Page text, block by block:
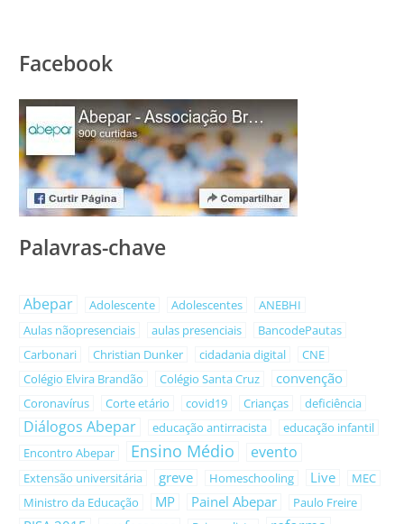
Facebook
Palavras-chave
Abepar Adolescente Adolescentes
ANEBHI
Aulas nãopresenciais
aulas presenciais
BancodePautas
Carbonari
Christian Dunker cidadania digital
CNE
Colégio Elvira Brandão
Colégio Santa Cruz convenção
Coronavírus Corte etário covid19 Crianças deficiência
Diálogos Abepar educação antirracista
educação infantil
Encontro Abepar
Ensino Médio evento
Extensão universitária greve Homeschooling Live
MEC
Ministro da Educação
MP Painel Abepar Paulo Freire